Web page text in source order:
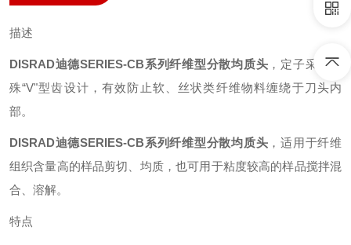
描述
DISRAD迪德SERIES-CB系列纤维型分散均质头 ， 定子采用特
殊“V"型齿设计，有效防止软、丝状类纤维物料缠绕于刀头内
部。
DISRAD迪德SERIES-CB系列纤维型分散均质头 ，适用于纤维
组织含量高的样品剪切、均质，也可用于粘度较高的样品搅拌混
合、溶解。
特点